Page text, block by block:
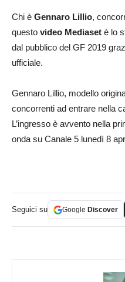
Chi è Gennaro Lillio,
questo video Mediaset è lo
dal pubblico del GF 2019
ufficiale.
Gennaro Lillio, modello
concorrenti ad entrare nella
L’ingresso è avvento nella
onda su Canale 5 lunedì 8
Seguici su Google Discover